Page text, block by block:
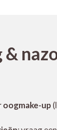
oogmake-up